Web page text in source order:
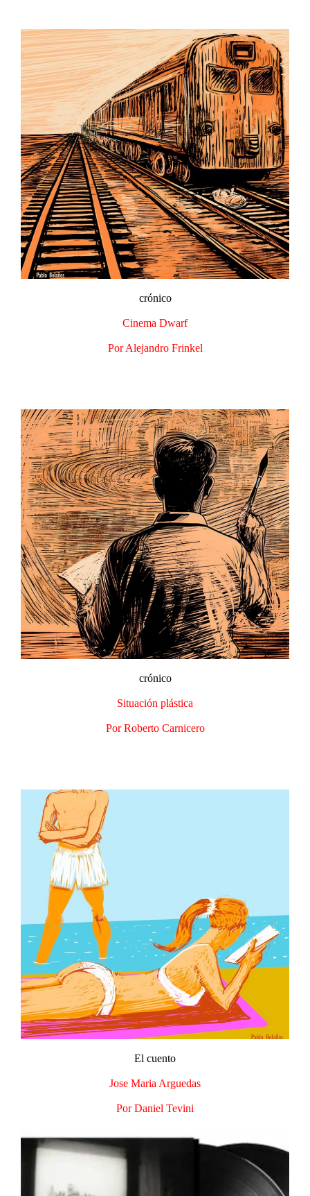
crónico
Cinema Dwarf
Por Alejandro Frinkel
crónico
Situación plástica
Por Roberto Carnicero
El cuento
Jose Maria Arguedas
Por Daniel Tevini​